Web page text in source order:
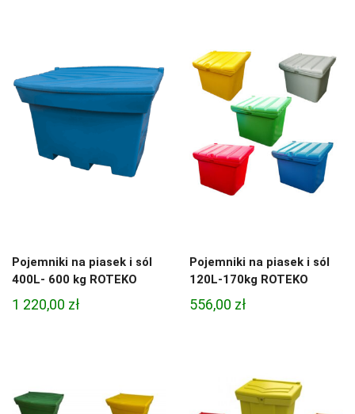
Pojemniki na piasek i sól
400L- 600 kg ROTEKO
1 220,00 zł
Pojemniki na piasek i sól
120L-170kg ROTEKO
556,00 zł